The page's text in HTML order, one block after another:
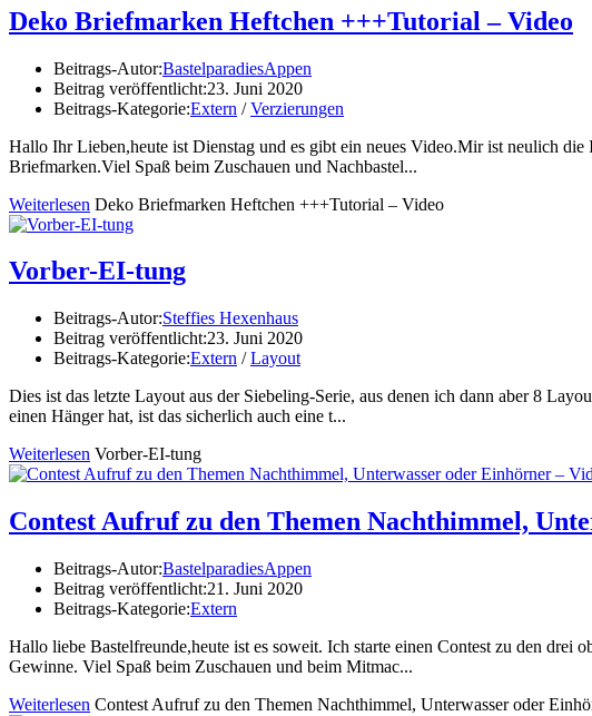
Deko Briefmarken Heftchen +++Tutorial – Video
Beitrags-Autor:BastelparadiesAppen
Beitrag veröffentlicht:23. Juni 2020
Beitrags-Kategorie:Extern / Verzierungen
Hallo Ihr Lieben,heute ist Dienstag und es gibt ein neues Video.Mir ist neulich
Briefmarken.Viel Spaß beim Zuschauen und Nachbastel...
Weiterlesen Deko Briefmarken Heftchen +++Tutorial – Video
Vorber-EI-tung
Beitrags-Autor:Steffies Hexenhaus
Beitrag veröffentlicht:23. Juni 2020
Beitrags-Kategorie:Extern / Layout
Dies ist das letzte Layout aus der Siebeling-Serie, aus denen ich dann aber 8
einen Hänger hat, ist das sicherlich auch eine t...
Weiterlesen Vorber-EI-tung
Contest Aufruf zu den Themen Nachthimmel,
Beitrags-Autor:BastelparadiesAppen
Beitrag veröffentlicht:21. Juni 2020
Beitrags-Kategorie:Extern
Hallo liebe Bastelfreunde,heute ist es soweit. Ich starte einen Contest zu den
Gewinne. Viel Spaß beim Zuschauen und beim Mitmac...
Weiterlesen Contest Aufruf zu den Themen Nachthimmel, Unterwasser oder